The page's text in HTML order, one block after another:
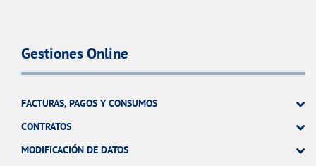
Gestiones Online
FACTURAS, PAGOS Y CONSUMOS
CONTRATOS
MODIFICACIÓN DE DATOS